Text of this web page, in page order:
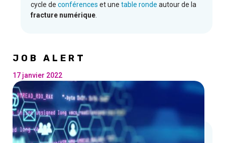
cycle de conférences et une table ronde autour de la
fracture numérique.
JOB ALERT
17 janvier 2022